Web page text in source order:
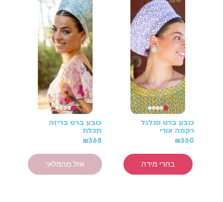
כובע ברט סגלגל
רקמה אורי
₪360
בחרי מידה
כובע ברט בריזה
תכלת
₪368
אזל מהמלאי